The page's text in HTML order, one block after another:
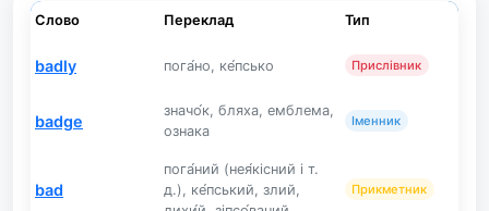
Слово Переклад Тип
badly пога́но, ке́псько Прислівник
badge
значо́к, бляха, емблема,
ознака
Іменник
bad
пога́ний (нея́кісний і т.
д.), ке́пський, злий,
Прикметник